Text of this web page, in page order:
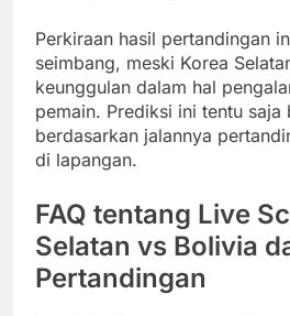
Perkiraan hasil pertandingan
seimbang, meski Korea
keunggulan dalam hal
pemain. Prediksi ini tentu saja
berdasarkan jalannya
di lapangan.
FAQ tentang Live
Selatan vs Bolivia
Pertandingan